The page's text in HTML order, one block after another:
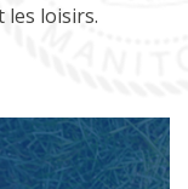
les loisirs.